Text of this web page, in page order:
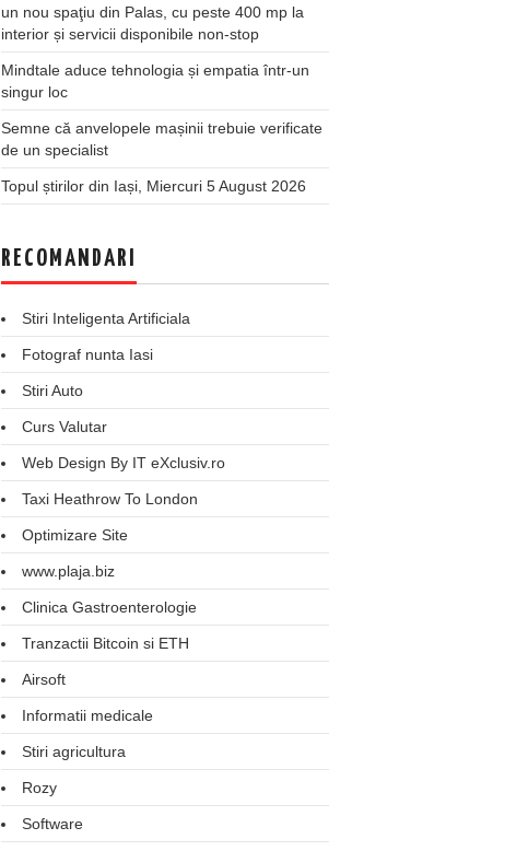
un nou spaţiu din Palas, cu peste 400 mp la
interior și servicii disponibile non-stop
Mindtale aduce tehnologia și empatia într-un
singur loc
Semne că anvelopele mașinii trebuie verificate
de un specialist
Topul știrilor din Iași, Miercuri 5 August 2026
RECOMANDARI
Stiri Inteligenta Artificiala
Fotograf nunta Iasi
Stiri Auto
Curs Valutar
Web Design By IT eXclusiv.ro
Taxi Heathrow To London
Optimizare Site
www.plaja.biz
Clinica Gastroenterologie
Tranzactii Bitcoin si ETH
Airsoft
Informatii medicale
Stiri agricultura
Rozy
Software